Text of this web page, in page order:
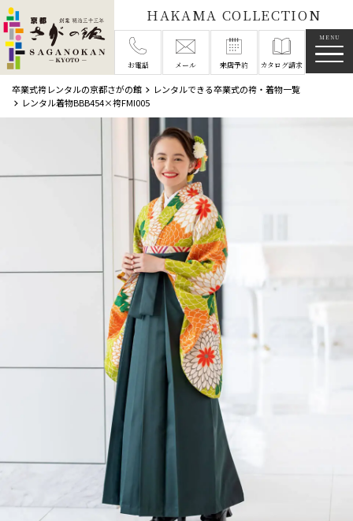
HAKAMA COLLECTION
お電話 メール 来店予約 カタログ請求
卒業式袴レンタルの京都さがの館
レンタルできる卒業式の袴・着物一覧
レンタル着物BBB454×袴FMI005
メニ